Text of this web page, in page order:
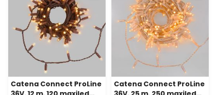
Catena Connect ProLine
Catena Connect ProLine